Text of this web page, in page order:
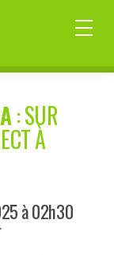
: SUR
À
à 02h30